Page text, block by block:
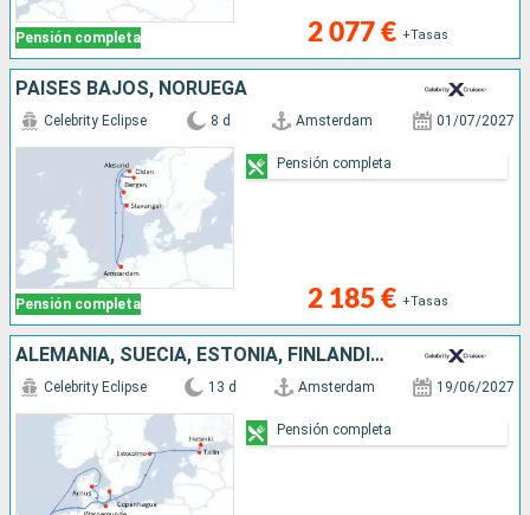
Pensión completa 2 077 € +Tasas
PAISES BAJOS, NORUEGA
Pensión completa
Celebrity Eclipse 8 d Amsterdam 01/07/2027
2 185 € +Tasas
Pensión completa
ALEMANIA, SUECIA, ESTONIA, FINLANDIA, DINAMARCA, PAISES BAJOS
Celebrity Eclipse 13 d Amsterdam 19/06/2027
Pensión completa